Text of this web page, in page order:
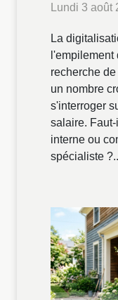
Lundi 3 août
La
l'empilement
recherche
un nombre
s'interroger
salaire.
interne ou
spécialiste